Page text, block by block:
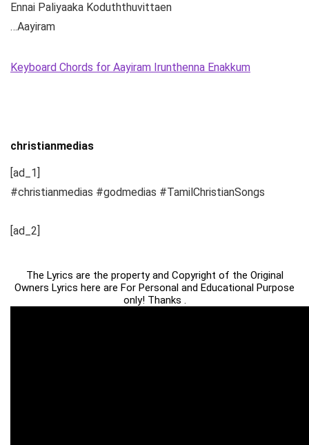
Ennai Paliyaaka Koduththuvittaen
…Aayiram
Keyboard Chords for Aayiram Irunthenna Enakkum
christianmedias
[ad_1]
#christianmedias #godmedias #TamilChristianSongs
[ad_2]
The Lyrics are the property and Copyright of the Original
Owners Lyrics here are For Personal and Educational Purpose
only! Thanks .